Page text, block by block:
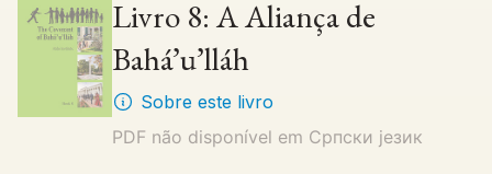
Livro 8: A Aliança de
Bahá’u’lláh
Sobre este livro
PDF não disponível em Cрпски језик